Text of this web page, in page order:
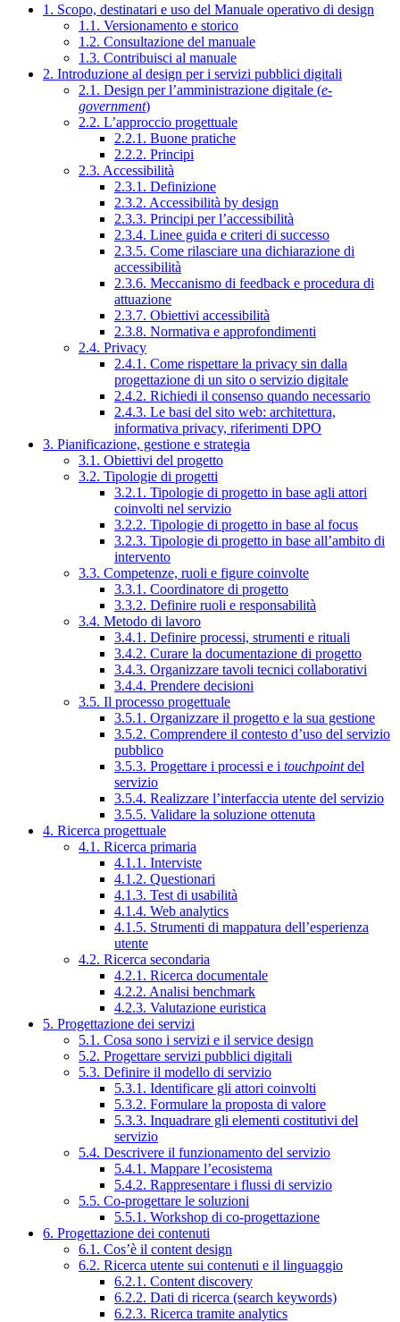
1. Scopo, destinatari e uso del Manuale operativo di design
1.1. Versionamento e storico
1.2. Consultazione del manuale
1.3. Contribuisci al manuale
2. Introduzione al design per i servizi pubblici digitali
2.1. Design per l’amministrazione digitale (e-
government)
2.2. L’approccio progettuale
2.2.1. Buone pratiche
2.2.2. Principi
2.3. Accessibilità
2.3.1. Definizione
2.3.2. Accessibilità by design
2.3.3. Principi per l’accessibilità
2.3.4. Linee guida e criteri di successo
2.3.5. Come rilasciare una dichiarazione di
accessibilità
2.3.6. Meccanismo di feedback e procedura di
attuazione
2.3.7. Obiettivi accessibilità
2.3.8. Normativa e approfondimenti
2.4. Privacy
2.4.1. Come rispettare la privacy sin dalla
progettazione di un sito o servizio digitale
2.4.2. Richiedi il consenso quando necessario
2.4.3. Le basi del sito web: architettura,
informativa privacy, riferimenti DPO
3. Pianificazione, gestione e strategia
3.1. Obiettivi del progetto
3.2. Tipologie di progetti
3.2.1. Tipologie di progetto in base agli attori
coinvolti nel servizio
3.2.2. Tipologie di progetto in base al focus
3.2.3. Tipologie di progetto in base all’ambito di
intervento
3.3. Competenze, ruoli e figure coinvolte
3.3.1. Coordinatore di progetto
3.3.2. Definire ruoli e responsabilità
3.4. Metodo di lavoro
3.4.1. Definire processi, strumenti e rituali
3.4.2. Curare la documentazione di progetto
3.4.3. Organizzare tavoli tecnici collaborativi
3.4.4. Prendere decisioni
3.5. Il processo progettuale
3.5.1. Organizzare il progetto e la sua gestione
3.5.2. Comprendere il contesto d’uso del servizio
pubblico
3.5.3. Progettare i processi e i touchpointdel
servizio
3.5.4. Realizzare l’interfaccia utente del servizio
3.5.5. Validare la soluzione ottenuta
4. Ricerca progettuale
4.1. Ricerca primaria
4.1.1. Interviste
4.1.2. Questionari
4.1.3. Test di usabilità
4.1.4. Web analytics
4.1.5. Strumenti di mappatura dell’esperienza
utente
4.2. Ricerca secondaria
4.2.1. Ricerca documentale
4.2.2. Analisi benchmark
4.2.3. Valutazione euristica
5. Progettazione dei servizi
5.1. Cosa sono i servizi e il service design
5.2. Progettare servizi pubblici digitali
5.3. Definire il modello di servizio
5.3.1. Identificare gli attori coinvolti
5.3.2. Formulare la proposta di valore
5.3.3. Inquadrare gli elementi costitutivi del
servizio
5.4. Descrivere il funzionamento del servizio
5.4.1. Mappare l’ecosistema
5.4.2. Rappresentare i flussi di servizio
5.5. Co-progettare le soluzioni
5.5.1. Workshop di co-progettazione
6. Progettazione dei contenuti
6.1. Cos’è il content design
6.2. Ricerca utente sui contenuti e il linguaggio
6.2.1. Content discovery
6.2.2. Dati di ricerca (search keywords)
6.2.3. Ricerca tramite analytics